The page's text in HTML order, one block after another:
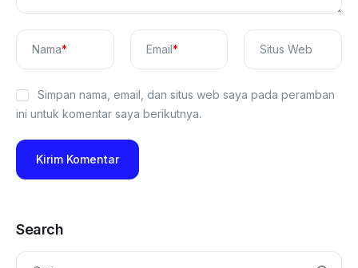
Nama* Email* Situs Web
Simpan nama, email, dan situs web saya pada peramban
ini untuk komentar saya berikutnya.
Search